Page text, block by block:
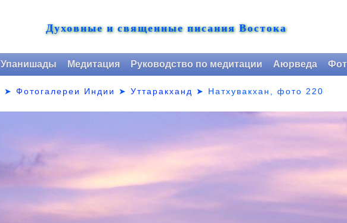
Духовные и священные писания Востока
Упанишады Медитация Руководство по медитации Аюрведа
➤Фотогалереи Индии ➤Уттаракханд ➤ Натхувакхан, фото 220